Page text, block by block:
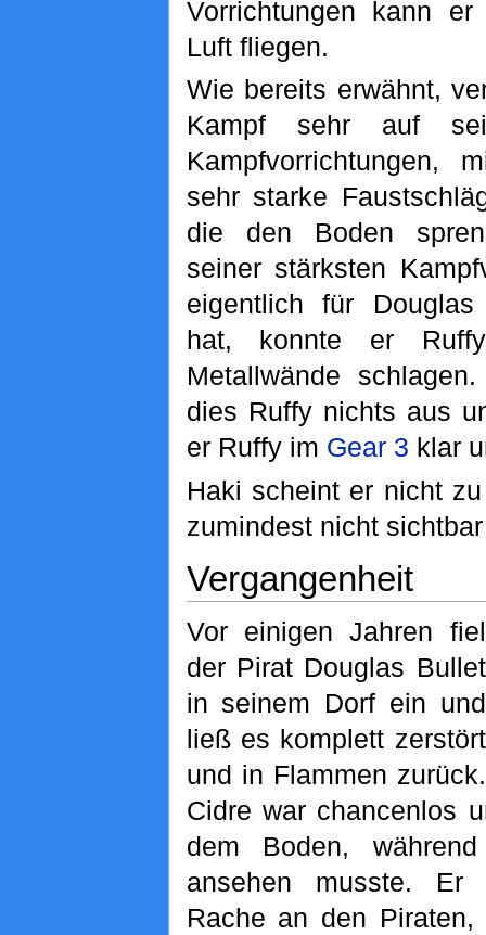
Vorrichtungen kann
Luft fliegen.
Wie bereits erwähnt,
Kampf sehr auf
Kampfvorrichtungen,
sehr starke
die den Boden
seiner stärksten
eigentlich für
hat, konnte er
Metallwände
dies Ruffy nichts aus
er Ruffy im Gear 3 klar
Haki scheint er nicht
zumindest nicht
Vergangenheit
Vor einigen Jahren fiel
der Pirat Douglas Bullet
in seinem Dorf ein und
ließ es komplett zerstört
und in Flammen zurück.
Cidre war chancenlos
dem Boden,
ansehen musste. Er
Rache an den